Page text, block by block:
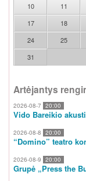
10
11
17
18
24
25
31
Artėjantys
2026-08-7 20:00
Vido Bareikio
2026-08-8 20:00
“Domino” teatro
2026-08-9 20:00
Grupė „Press the